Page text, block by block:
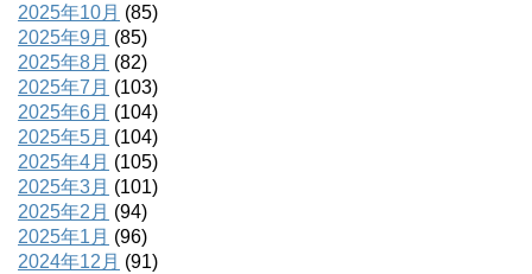
2025年10月 (85)
2025年9月 (85)
2025年8月 (82)
2025年7月 (103)
2025年6月 (104)
2025年5月 (104)
2025年4月 (105)
2025年3月 (101)
2025年2月 (94)
2025年1月 (96)
2024年12月 (91)